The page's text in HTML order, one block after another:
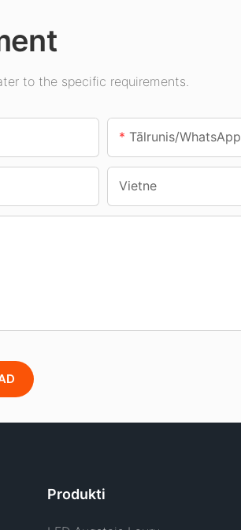
to the specific requirements.
Tālrunis/WhatsApp
Vietne
Produkti